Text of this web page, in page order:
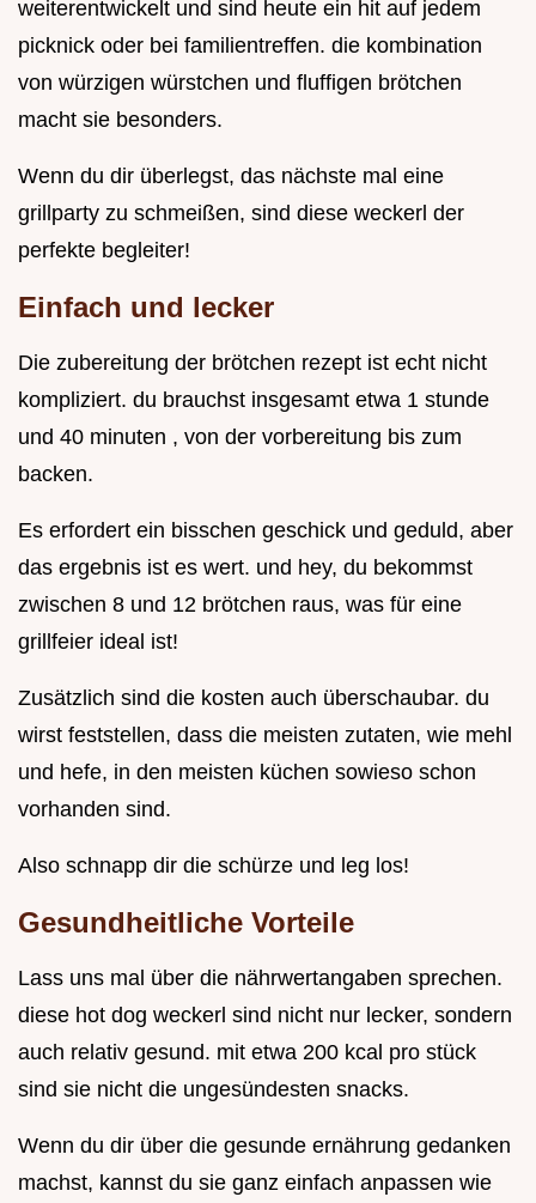
weiterentwickelt und sind heute ein hit auf jedem
picknick oder bei familientreffen. die kombination
von würzigen würstchen und fluffigen brötchen
macht sie besonders.
Wenn du dir überlegst, das nächste mal eine
grillparty zu schmeißen, sind diese weckerl der
perfekte begleiter!
Einfach und lecker
Die zubereitung der brötchen rezept ist echt nicht
kompliziert. du brauchst insgesamt etwa 1 stunde
und 40 minuten , von der vorbereitung bis zum
backen.
Es erfordert ein bisschen geschick und geduld, aber
das ergebnis ist es wert. und hey, du bekommst
zwischen 8 und 12 brötchen raus, was für eine
grillfeier ideal ist!
Zusätzlich sind die kosten auch überschaubar. du
wirst feststellen, dass die meisten zutaten, wie mehl
und hefe, in den meisten küchen sowieso schon
vorhanden sind.
Also schnapp dir die schürze und leg los!
Gesundheitliche Vorteile
Lass uns mal über die nährwertangaben sprechen.
diese hot dog weckerl sind nicht nur lecker, sondern
auch relativ gesund. mit etwa 200 kcal pro stück
sind sie nicht die ungesündesten snacks.
Wenn du dir über die gesunde ernährung gedanken
machst, kannst du sie ganz einfach anpassen wie